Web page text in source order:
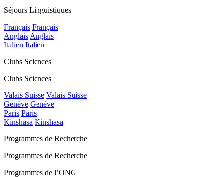
Séjours Linguistiques
Français Français
Anglais Anglais
Italien Italien
Clubs Sciences
Clubs Sciences
Valais Suisse Valais Suisse
Genève Genève
Paris Paris
Kinshasa Kinshasa
Programmes de Recherche
Programmes de Recherche
Programmes de l’ONG